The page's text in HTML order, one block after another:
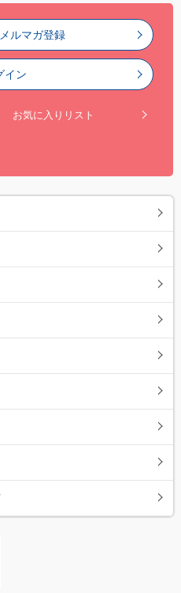
ルマガ登録
イン
お気に入りリスト